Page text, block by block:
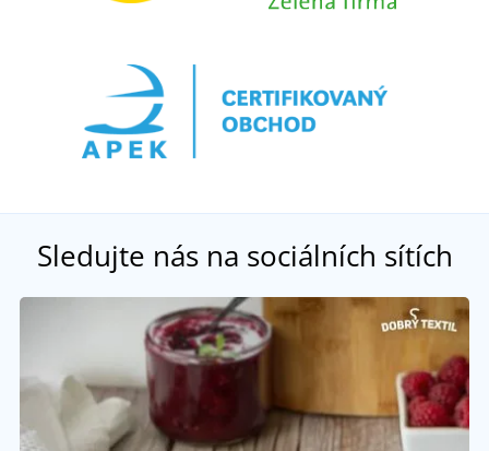
Sledujte nás na sociálních sítích